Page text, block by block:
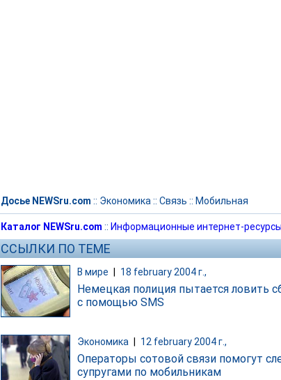
Досье NEWSru.com :: Экономика :: Связь :: Мобильная
Каталог NEWSru.com :: Информационные интернет-ресурсы
ССЫЛКИ ПО ТЕМЕ
В мире 18 february 2004 г.,
Немецкая полиция пытается ловить
с помощью SMS
Экономика 12 february 2004 г.,
Операторы сотовой связи помогут
супругами по мобильникам